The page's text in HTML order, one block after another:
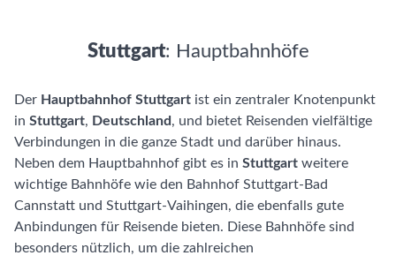
Stuttgart: Hauptbahnhöfe
Der Hauptbahnhof Stuttgart ist ein zentraler Knotenpunkt
in Stuttgart, Deutschland , und bietet Reisenden vielfältige
Verbindungen in die ganze Stadt und darüber hinaus.
Neben dem Hauptbahnhof gibt es in Stuttgart weitere
wichtige Bahnhöfe wie den Bahnhof Stuttgart-Bad
Cannstatt und Stuttgart-Vaihingen, die ebenfalls gute
Anbindungen für Reisende bieten. Diese Bahnhöfe sind
besonders nützlich, um die zahlreichen